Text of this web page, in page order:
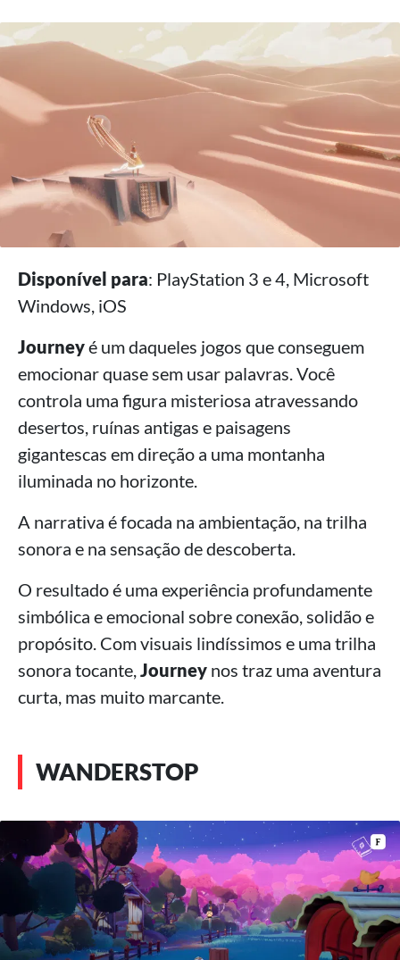
Disponível para: PlayStation 3 e 4, Microsoft
Windows, iOS
Journeyé um daqueles jogos que conseguem
emocionar quase sem usar palavras. Você
controla uma figura misteriosa atravessando
desertos, ruínas antigas e paisagens
gigantescas em direção a uma montanha
iluminada no horizonte.
A narrativa é focada na ambientação, na trilha
sonora e na sensação de descoberta.
O resultado é uma experiência profundamente
simbólica e emocional sobre conexão, solidão e
propósito. Com visuais lindíssimos e uma trilha
sonora tocante, Journey nos traz uma aventura
curta, mas muito marcante.
WANDERSTOP